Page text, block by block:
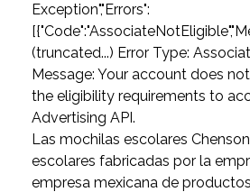
Exception","Errors":
(truncated...) Error Type:
Message: Your account does
the eligibility requirements to
Advertising API.
Las mochilas escolares
escolares fabricadas por la
empresa mexicana de